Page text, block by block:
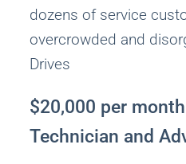
dozens of service
overcrowded and
Drives
$20,000 per
Technician and